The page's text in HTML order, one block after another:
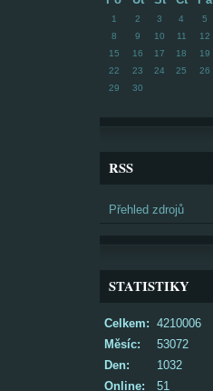
1 2 3 4 5
8
9 10 11 12
15
16 17 18 19
22
23 24 25 26
29
30
RSS
Přehled zdrojů
STATISTIKY
Online: 51
Celkem: 4210006
Měsíc:
53072
Den:
1032